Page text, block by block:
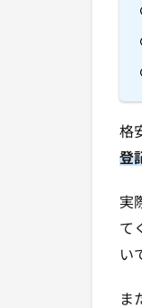
格
登
実
て
い
ま